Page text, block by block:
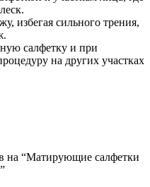
избегая сильного трения,
салфетку и при
на других участках
на “Матирующие салфетки